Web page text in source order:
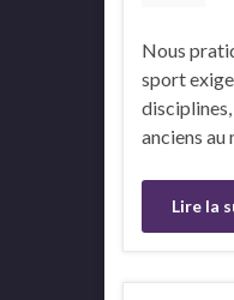
Nous
sport
anciens au
Lire la